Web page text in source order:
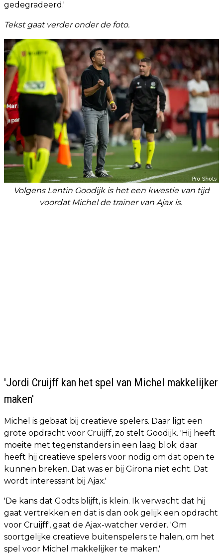
gedegradeerd.'
Tekst gaat verder onder de foto.
Volgens Lentin Goodijk is het een kwestie van tijd
voordat Michel de trainer van Ajax is.
'Jordi Cruijff kan het spel van Michel makkelijker
maken'
Michel is gebaat bij creatieve spelers. Daar ligt een
grote opdracht voor Cruijff, zo stelt Goodijk. 'Hij heeft
moeite met tegenstanders in een laag blok; daar
heeft hij creatieve spelers voor nodig om dat open te
kunnen breken. Dat was er bij Girona niet echt. Dat
wordt interessant bij Ajax.'
'De kans dat Godts blijft, is klein. Ik verwacht dat hij
gaat vertrekken en dat is dan ook gelijk een opdracht
voor Cruijff', gaat de Ajax-watcher verder. 'Om
soortgelijke creatieve buitenspelers te halen, om het
spel voor Michel makkelijker te maken.'